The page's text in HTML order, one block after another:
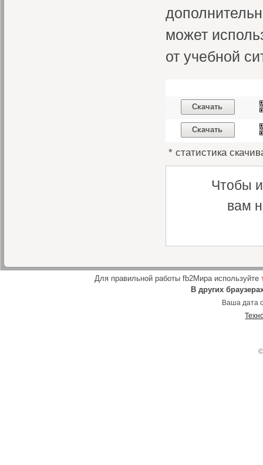
может
от учебной
Скачать
Скачать
* статистика
Чтобы
вам
Для правильной работы fb2Мира используйте
В других
Ваша дата